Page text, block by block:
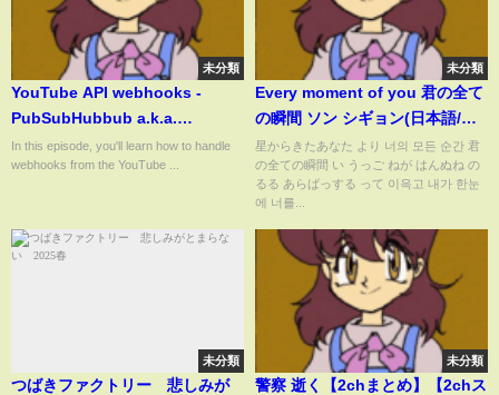
未分類
YouTube API webhooks -
PubSubHubbub a.k.a.
WebSub with Rails
In this episode, you'll learn how to handle
webhooks from the YouTube ...
未分類
Every moment of you 君の全て
の瞬間 ソン シギョン(日本語/韓
国語よみ有)
星からきたあなた より 너의 모든 순간 君
の全ての瞬間 い うっご ねが はんぬね の
るる あらばっする って 이윽고 내가 한눈
에 너를...
未分類
つばきファクトリー 悲しみが
未分類
警察 逝く【2chまとめ】【2chス